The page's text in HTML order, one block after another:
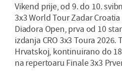
​​Vikend prije, od 9. do 10.
3x3 World Tour Zadar
Diadora Open, prva od 10
izdanja CRO 3x3 Toura 2026.
Hrvatskoj, kontinuirano do
na repertoaru Finale 3x3